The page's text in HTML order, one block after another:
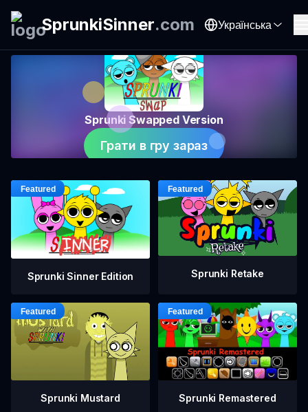
SprunkiSinner.com Українська
Sprunki Swapped Version
Грати в гру зараз
Sprunki Sinner Edition Sprunki Retake
Sprunki Mustard Sprunki Remastered